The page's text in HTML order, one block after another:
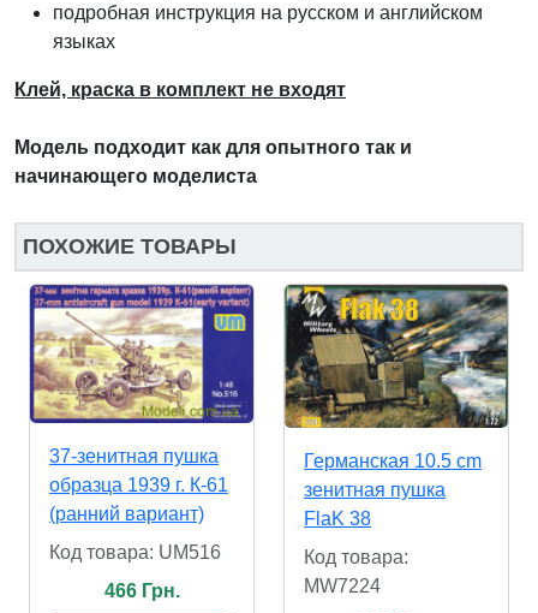
подробная инструкция на русском и английском
языках
Клей, краска в комплект не входят
Модель подходит как для опытного так и
начинающего моделиста
ПОХОЖИЕ ТОВАРЫ
37-зенитная пушка
образца 1939 г. К-61
(ранний вариант)
Код товара: UM516
466 Грн.
Германская 10.5 cm
зенитная пушка
FlaK 38
Код товара:
MW7224